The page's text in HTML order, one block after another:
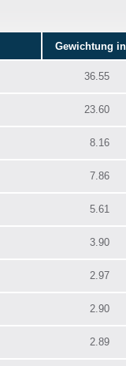
Gewichtung
36.55
23.60
8.16
7.86
5.61
3.90
2.97
2.90
2.89